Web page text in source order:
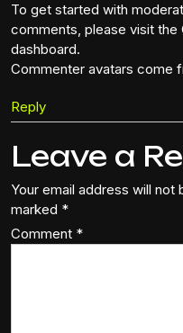
To get started with
comments, please visit the
dashboard.
Commenter avatars come
Reply
Leave a
Your email address will not
marked *
Comment *